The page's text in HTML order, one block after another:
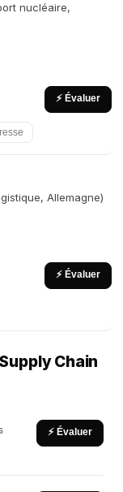
nucléaire,
⚡ Évaluer
Allemagne)
⚡ Évaluer
Chain
⚡ Évaluer